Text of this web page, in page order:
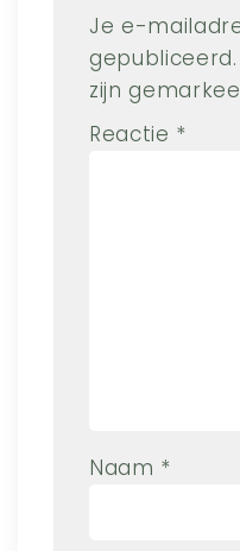
Je e-
gepubliceerd.
zijn
Reactie *
Naam *